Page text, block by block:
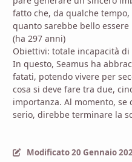
fatto che, da qualche
quanto sarebbe bello
(ha 297 anni)
Obiettivi: totale incapacità
In questo, Seamus ha
fatati, potendo vivere per
cosa si deve fare tra due,
importanza. Al momento, se
serio, direbbe terminare la
Modificato20 Gennaio